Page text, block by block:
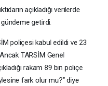
açıkladığı verilerde
getirdi.
poliçesi kabul edildi ve 23
TARSİM Genel
rakam 89 bin poliçe
fark olur mu?” diye